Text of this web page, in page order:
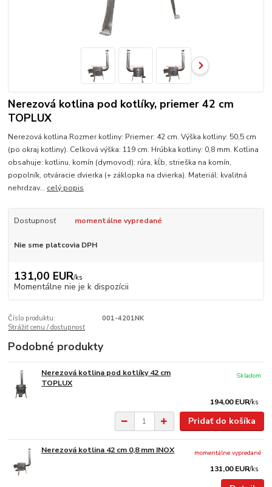
Nerezová kotlina pod kotlíky, priemer 42 cm
TOPLUX
Nerezová kotlina Rozmer kotliny: Priemer: 42 cm. Výška kotliny: 50,5 cm
(po okraj kotliny). Celková výška: 119 cm. Hrúbka kotliny: 0,8 mm. Kotlina
obsahuje: kotlinu, komín (dymovod): rúra, kĺb, strieška na komín,
popolník, otváracie dvierka (+ záklopka na dvierka). Materiál: kvalitná
nehrdzav... celý popis
Dostupnosť momentálne vypredané
Nie sme platcovia DPH
131,00 EUR/ks
Momentálne nie je k dispozícii
Číslo produktu:
001-4201NK
Strážiť cenu / dostupnosť
Podobné produkty
Nerezová kotlina pod kotlíky 42 cm
TOPLUX
194,00 EUR/ks
Skladom
Pridať do košíka
Nerezová kotlina 42 cm 0,8 mm INOX
131,00 EUR/ks
momentálne vypredané